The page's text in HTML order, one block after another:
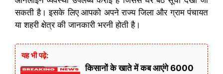
सकती है। इसके लिए आपको अपने राज्य जिला और ग्राम पंचायत
या शहरी क्षेत्र की जानकारी भरनी होती है।
यह भी पढ़े:
किसानों के खाते में कब आएंगे 6000